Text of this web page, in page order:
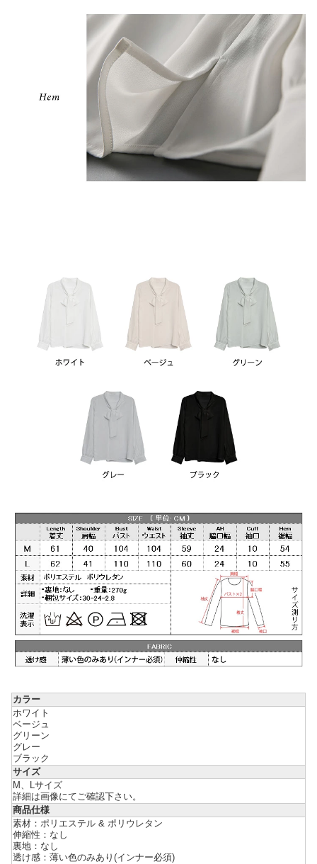
カラー
ホワイト
ベージュ
グリーン
グレー
ブラック
サイズ
M、Lサイズ
詳細は画像にてご確認下さい。
商品仕様
素材：ポリエステル & ポリウレタン
伸縮性：なし
裏地：なし
透け感：薄い色のみあり(インナー必須)